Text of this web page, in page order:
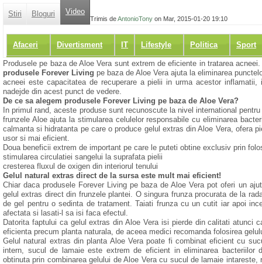
Stiri Bloguri Video
Afaceri Divertisment IT Lifestyle Politica Sport
Trimis deAntonioTony on Mar, 2015-01-20 19:10
Produsele pe baza de Aloe Vera sunt extrem de eficiente in tratarea
produsele Forever Living pe baza de Aloe Vera ajuta la eliminarea
acneei este capacitatea de recuperare a pielii in urma acestor
nadejde din acest punct de vedere.
De ce sa alegem produsele Forever Living pe baza de Aloe Vera?
In primul rand, aceste produse sunt recunoscute la nivel international
frunzele Aloe ajuta la stimularea celulelor responsabile cu eliminarea
calmanta si hidratanta pe care o produce gelul extras din Aloe Vera, ofera
usor si mai eficient.
Doua beneficii extrem de important pe care le puteti obtine exclusiv prin
stimularea circulatiei sangelui la suprafata pielii
cresterea fluxul de oxigen din interiorul tenului
Gelul natural extras direct de la sursa este mult mai eficient!
Chiar daca produsele Forever Living pe baza de Aloe Vera pot oferi un
gelul extras direct din frunzele plantei. O singura frunza procurata de la
de gel pentru o sedinta de tratament. Taiati frunza cu un cutit iar apoi
afectata si lasati-l sa isi faca efectul.
Datorita faptului ca gelul extras din Aloe Vera isi pierde din calitati atunci
eficienta precum planta naturala, de aceea medici recomanda folosirea
Gelul natural extras din planta Aloe Vera poate fi combinat eficient cu
intern, sucul de lamaie este extrem de eficient in eliminarea
obtinuta prin combinarea gelului de Aloe Vera cu sucul de lamaie